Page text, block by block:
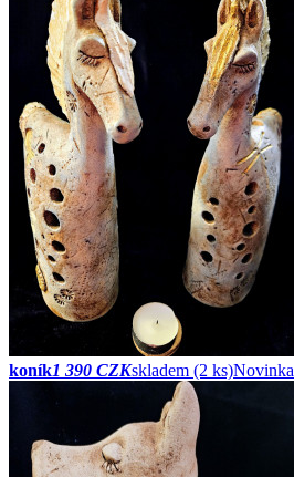
koník1 390 CZKskladem (2 ks)Novinka